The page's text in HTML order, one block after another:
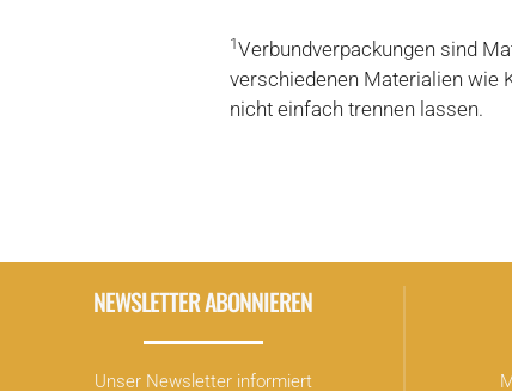
1Verbundverpackungen sind
verschiedenen Materialien wie
nicht einfach trennen lassen.
NEWSLETTER ABONNIEREN
Unser Newsletter informiert